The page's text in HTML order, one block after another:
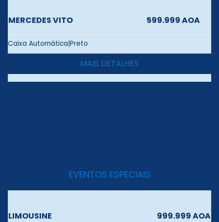
MERCEDES VITO 599.999 AOA
Caixa Automática|Preto
MAIS DETALHES
EVENTOS ESPECIAIS
LIMOUSINE 999.999 AOA